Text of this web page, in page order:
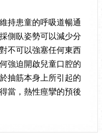
患童的呼吸道暢通
側臥姿勢可以減少分
不可以強塞任何東西
強迫開啟兒童口腔的
抽筋本身上所引起的
當，熱性痙攣的預後